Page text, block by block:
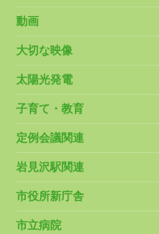
動画
大切な映像
太陽光発電
子育て・教育
定例会議関連
岩見沢駅関連
市役所新庁舎
市立病院